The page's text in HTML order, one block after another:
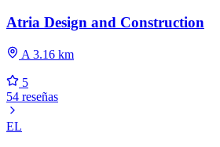
Atria Design and Construction
A 3.16 km
5
54 reseñas
EL